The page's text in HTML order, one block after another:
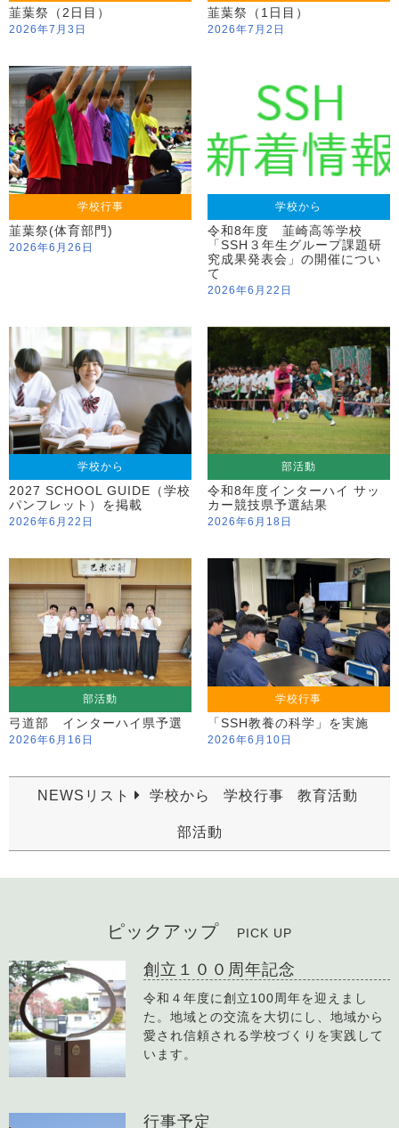
韮葉祭（2日目）
2026年7月3日
韮葉祭（1日目）
2026年7月2日
学校行事
韮葉祭(体育部門)
2026年6月26日
学校から
令和8年度 韮崎高等学校
「SSH３年生グループ課題研
究成果発表会」の開催につい
て
2026年6月22日
学校から
2027 SCHOOL GUIDE（学校
パンフレット）を掲載
2026年6月22日
部活動
令和8年度インターハイ サッ
カー競技県予選結果
2026年6月18日
部活動
弓道部 インターハイ県予選
2026年6月16日
学校行事
「SSH教養の科学」を実施
2026年6月10日
NEWSリスト 学校から 学校行事 教育活動
部活動
ピックアップ PICK UP
創立１００周年記念
令和４年度に創立100周年を迎えまし
た。地域との交流を大切にし、地域から
愛され信頼される学校づくりを実践して
います。
行事予定